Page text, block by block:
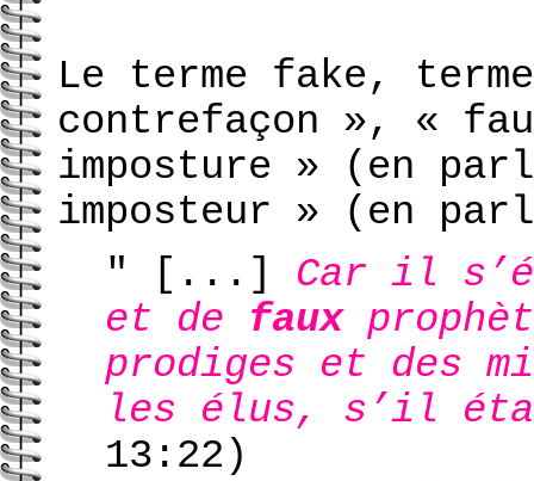
Le terme fake,
contrefaçon », «
imposture » (en
imposteur » (en
" [...] Car il
et de faux
prodiges et des
les élus, s’il
13:22 )